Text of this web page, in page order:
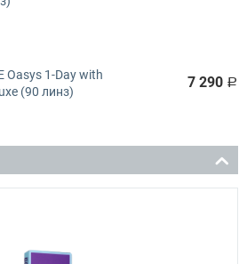
Oasys 1-Day with
(90 линз)
7 290 Р